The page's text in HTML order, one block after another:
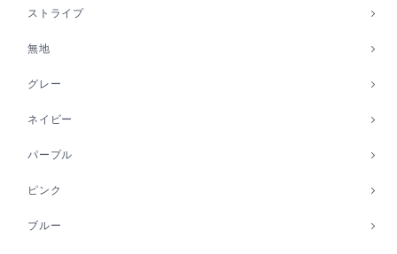
ストライプ
無地
グレー
ネイビー
パープル
ピンク
ブルー